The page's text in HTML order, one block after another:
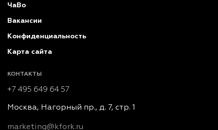
ЧаВо
Вакансии
Конфиденциальность
Карта сайта
КОНТАКТЫ
+7 495 649 64 57
Москва, Нагорный пр., д. 7, стр. 1
marketing@kfork.ru